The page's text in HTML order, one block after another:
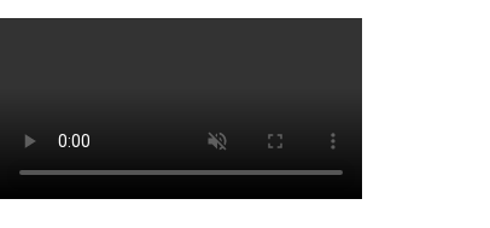
Os cookies de marketing são usados para